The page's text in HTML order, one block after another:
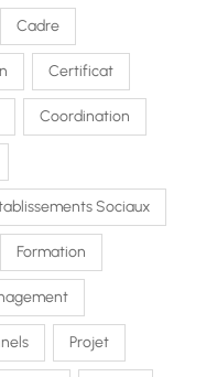
Cadre
Certificat
Coordination
Sociaux
Formation
Projet